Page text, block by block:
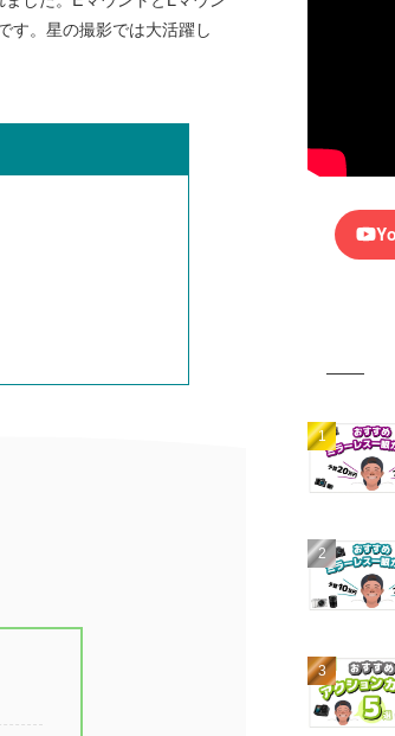
す。星の撮影では大活躍し